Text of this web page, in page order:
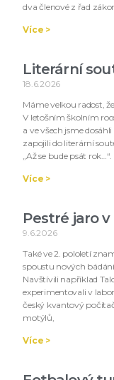
dva členové z řad
Více >
Literární
18.6.2026
Máme velkou radost,
V letošním školním
a ve všech jsme
zapojili do literární
„Až se bude psát
Více >
Pestré jaro
9.6.2026
Také ve 2. pololetí
spoustu nových
Navštívili například
experimentovali v
český kvantový
motýlů,
Více >